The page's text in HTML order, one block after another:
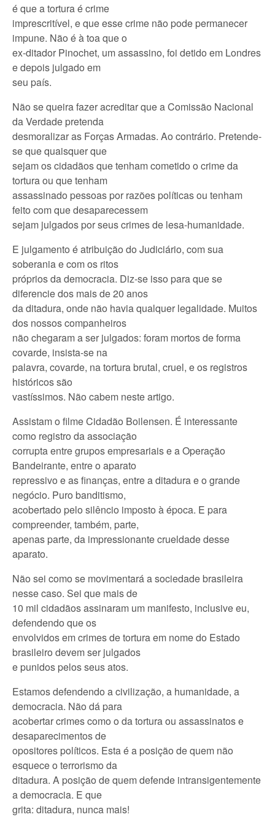
é que a tortura é crime
imprescritível, e que esse crime não pode permanecer
impune. Não é à toa que o
ex-ditador Pinochet, um assassino, foi detido em Londres
e depois julgado em
seu país.
Não se queira fazer acreditar que a Comissão Nacional
da Verdade pretenda
desmoralizar as Forças Armadas. Ao contrário. Pretende-
se que quaisquer que
sejam os cidadãos que tenham cometido o crime da
tortura ou que tenham
assassinado pessoas por razões políticas ou tenham
feito com que desaparecessem
sejam julgados por seus crimes de lesa-humanidade.
E julgamento é atribuição do Judiciário, com sua
soberania e com os ritos
próprios da democracia. Diz-se isso para que se
diferencie dos mais de 20 anos
da ditadura, onde não havia qualquer legalidade. Muitos
dos nossos companheiros
não chegaram a ser julgados: foram mortos de forma
covarde, insista-se na
palavra, covarde, na tortura brutal, cruel, e os registros
históricos são
vastíssimos. Não cabem neste artigo.
Assistam o filme Cidadão Boilensen. É interessante
como registro da associação
corrupta entre grupos empresariais e a Operação
Bandeirante, entre o aparato
repressivo e as finanças, entre a ditadura e o grande
negócio. Puro banditismo,
acobertado pelo silêncio imposto à época. E para
compreender, também, parte,
apenas parte, da impressionante crueldade desse
aparato.
Não sei como se movimentará a sociedade brasileira
nesse caso. Sei que mais de
10 mil cidadãos assinaram um manifesto, inclusive eu,
defendendo que os
envolvidos em crimes de tortura em nome do Estado
brasileiro devem ser julgados
e punidos pelos seus atos.
Estamos defendendo a civilização, a humanidade, a
democracia. Não dá para
acobertar crimes como o da tortura ou assassinatos e
desaparecimentos de
opositores políticos. Esta é a posição de quem não
esquece o terrorismo da
ditadura. A posição de quem defende intransigentemente
a democracia. E que
grita: ditadura, nunca mais!